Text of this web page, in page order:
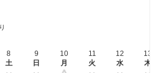
8
土
9
日
10
月
11
火
12
水
13
木